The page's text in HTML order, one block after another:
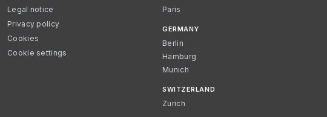
Legal notice
Privacy policy
Cookies
Cookie settings
Paris
GERMANY
Berlin
Hamburg
Munich
SWITZERLAND
Zurich